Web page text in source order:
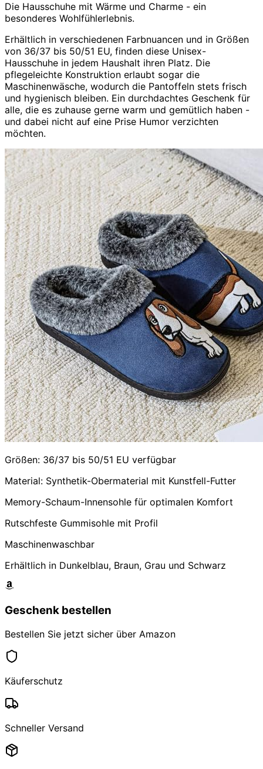
Die Hausschuhe mit Wärme und Charme - ein
besonderes Wohlfühlerlebnis.
Erhältlich in verschiedenen Farbnuancen und in Größen
von 36/37 bis 50/51 EU, finden diese Unisex-
Hausschuhe in jedem Haushalt ihren Platz. Die
pflegeleichte Konstruktion erlaubt sogar die
Maschinenwäsche, wodurch die Pantoffeln stets frisch
und hygienisch bleiben. Ein durchdachtes Geschenk für
alle, die es zuhause gerne warm und gemütlich haben -
und dabei nicht auf eine Prise Humor verzichten
möchten.
Größen: 36/37 bis 50/51 EU verfügbar
Material: Synthetik-Obermaterial mit Kunstfell-Futter
Memory-Schaum-Innensohle für optimalen Komfort
Rutschfeste Gummisohle mit Profil
Maschinenwaschbar
Erhältlich in Dunkelblau, Braun, Grau und Schwarz
Geschenk bestellen
Bestellen Sie jetzt sicher über Amazon
Käuferschutz
Schneller Versand